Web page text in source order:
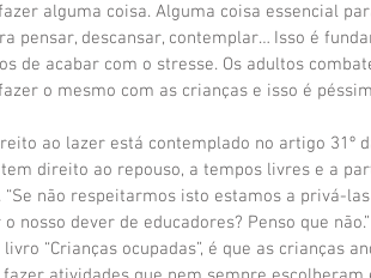
alguma coisa. Alguma coisa essencial
pensar, descansar, contemplar… Isso é
de acabar com o stresse. Os adultos
o mesmo com as crianças e isso é
ao lazer está contemplado no artigo 31º
direito ao repouso, a tempos livres e a
“Se não respeitarmos isto estamos a privá-
nosso dever de educadores? Penso que
“Crianças ocupadas”, é que as crianças